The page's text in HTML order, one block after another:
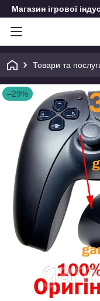
Магазин ігрової
Товари та
–29%